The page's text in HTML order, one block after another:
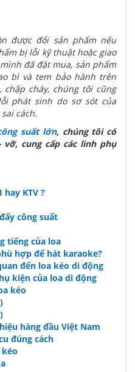
được đổi sản phẩm nếu
bị lỗi kỹ thuật hoặc giao
đã đặt mua, sản phẩm
bì và tem bảo hành trên
chập cháy, chúng tôi cũng
phát sinh do sơ sót của
cách.
suất lớn, chúng tôi có
cung cấp các linh phụ
KTV ?
công suất
tiếng của loa
hợp để hát karaoke?
đến loa kéo di động
kiện của loa di động
kéo
hàng đầu Việt Nam
đúng cách